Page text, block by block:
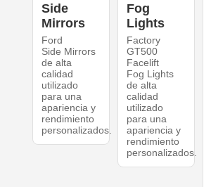
Side
Mirrors
Ford
Side Mirrors
de alta
calidad
utilizado
para una
apariencia y
rendimiento
personalizados.
Fog
Lights
Factory
GT500
Facelift
Fog Lights
de alta
calidad
utilizado
para una
apariencia y
rendimiento
personalizados.